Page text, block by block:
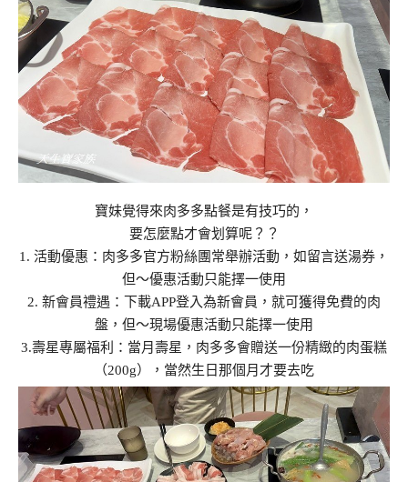
寶妹覺得來肉多多點餐是有技巧的，
要怎麼點才會划算呢？？
1. 活動優惠：肉多多官方粉絲團常舉辦活動，如留言送湯券，
但～優惠活動只能擇一使用
2. 新會員禮遇：下載APP登入為新會員，就可獲得免費的肉
盤，但～現場優惠活動只能擇一使用
3.壽星專屬福利：當月壽星，肉多多會贈送一份精緻的肉蛋糕
（200g），當然生日那個月才要去吃